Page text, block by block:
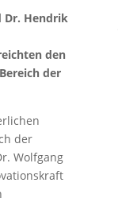
Dr. Hendrik
den
der
der
Wolfgang